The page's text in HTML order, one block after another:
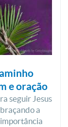
e oração
seguir Jesus
a